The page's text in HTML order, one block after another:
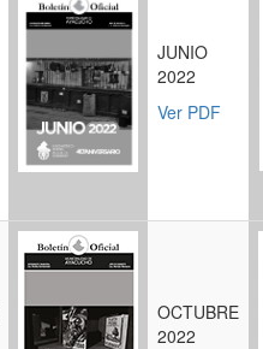
JUNIO
2022
Ver PDF
OCTUBRE
2022